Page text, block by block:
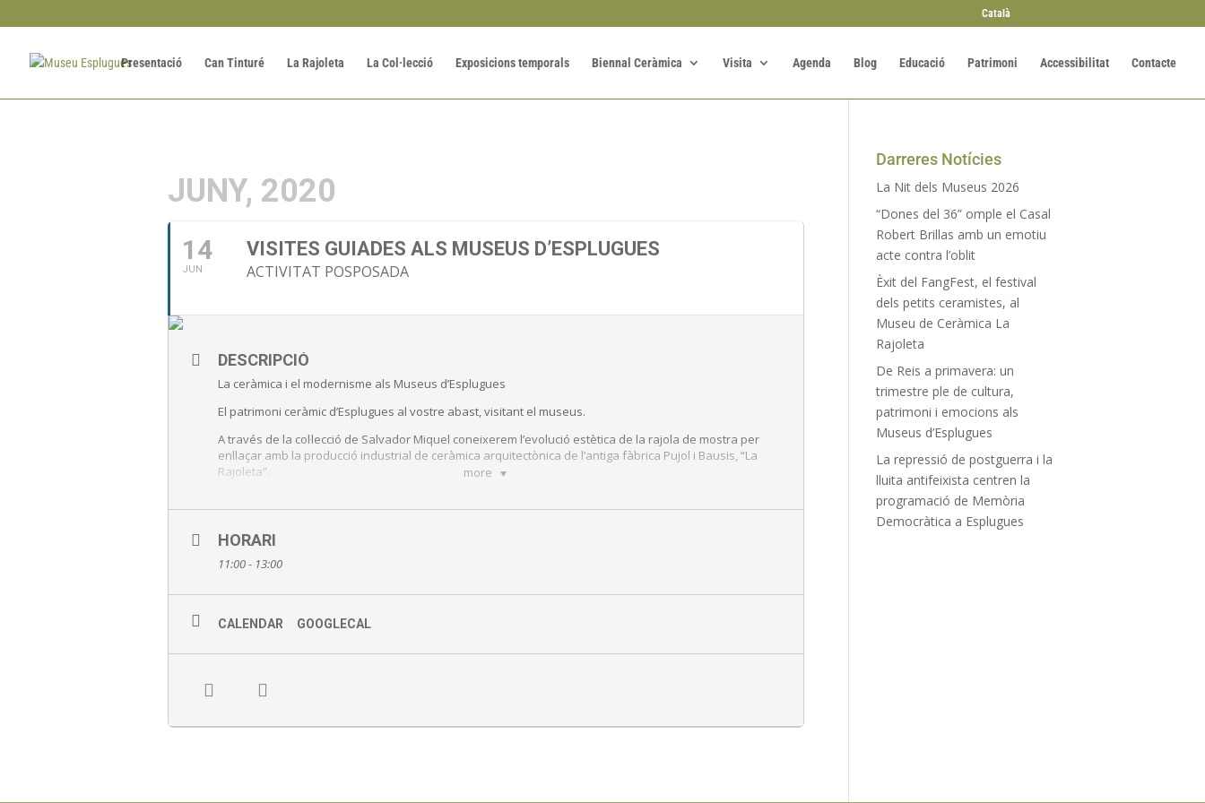
Català
Presentació Can Tinturé La Rajoleta La Col·lecció Exposicions temporals Biennal Ceràmica Visita Agenda Blog Educació Patrimoni Accessibilitat Contacte
JUNY, 2020
14
JUN
VISITES GUIADES ALS MUSEUS D’ESPLUGUES
ACTIVITAT POSPOSADA
more
DESCRIPCIÓ
La ceràmica i el modernisme als Museus d’Esplugues
El patrimoni ceràmic d’Esplugues al vostre abast, visitant el museus.
A través de la col·lecció de Salvador Miquel coneixerem l’evolució estètica de la rajola de mostra per
enllaçar amb la producció industrial de ceràmica arquitectònica de l’antiga fàbrica Pujol i Bausis, “La
Rajoleta”.
Can Tinturé 12 h
HORARI
11:00 - 13:00
CALENDAR GOOGLECAL
Darreres Notícies
La Nit dels Museus 2026
“Dones del 36” omple el Casal
Robert Brillas amb un emotiu
acte contra l’oblit
Èxit del FangFest, el festival
dels petits ceramistes, al
Museu de Ceràmica La
Rajoleta
De Reis a primavera: un
trimestre ple de cultura,
patrimoni i emocions als
Museus d’Esplugues
La repressió de postguerra i la
lluita antifeixista centren la
programació de Memòria
Democràtica a Esplugues